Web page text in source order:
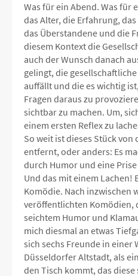
Was für ein Abend. Was für
das Alter, die Erfahrung,
das Überstandene und die
diesem Kontext die
auch der Wunsch danach
gelingt, die
auffällt und die es wichtig
Fragen daraus zu
sichtbar zu machen. Um,
einem ersten Reflex zu
So weit ist dieses Stück von
entfernt, oder anders: Es
durch Humor und eine
Und das mit einem Lachen!
Komödie. Nach inzwischen
veröffentlichten Komödien,
seichtem Humor und
mich diesmal an etwas
sich sechs Freunde in
Düsseldorfer Altstadt, als
den Tisch kommt, das